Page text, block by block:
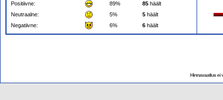
Positiivne: 89% 85 häält
Neutraalne:
5% 5 häält
Negatiivne:
6% 6 häält
Hinnavaatlus ei